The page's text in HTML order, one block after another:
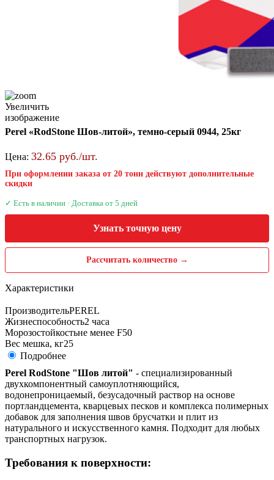
Увеличить
изображение
Perel «RodStone Шов-литой», темно-серый 0944, 25кг
Цена: 32.65 руб./шт.
При оформлении заказа от 20 тонн действуют дополнительные
скидки
✓ Есть в наличии · Доставка от 5 дней
Узнать точную цену
Рассчитать количество →
Характеристики
ПроизводительPEREL
Жизнеспособность2 часа
Морозостойкостьне менее F50
Вес мешка, кг25
Подробнее
Perel RodStone "Шов литой" - специализированный
двухкомпонентный самоуплотняющийся,
водонепроницаемый, безусадочный раствор на основе
портландцемента, кварцевых песков и комплекса полимерных
добавок для заполнения швов брусчатки и плит из
натурального и искусственного камня. Подходит для любых
транспортных нагрузок.
Требования к поверхности: